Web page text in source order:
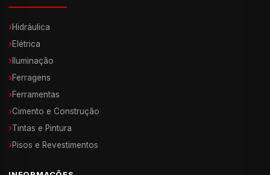
›Hidráulica
›Elétrica
› Iluminação
›Ferragens
›Ferramentas
›Cimento e Construção
›Tintas e Pintura
›Pisos e Revestimentos